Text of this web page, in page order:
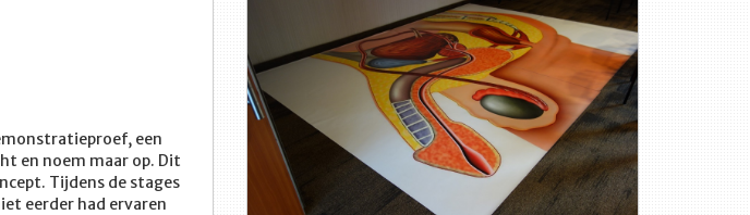
een
en noem maar op. Dit
Tijdens de stages
eerder had ervaren